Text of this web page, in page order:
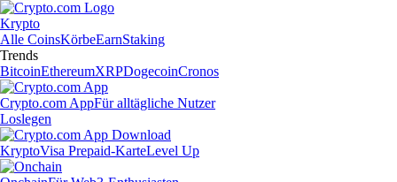
Krypto
Alle CoinsKörbeEarnStaking
Trends
BitcoinEthereumXRPDogecoinCronos
Crypto.com AppFür alltägliche Nutzer
Loslegen
KryptoVisa Prepaid-KarteLevel Up